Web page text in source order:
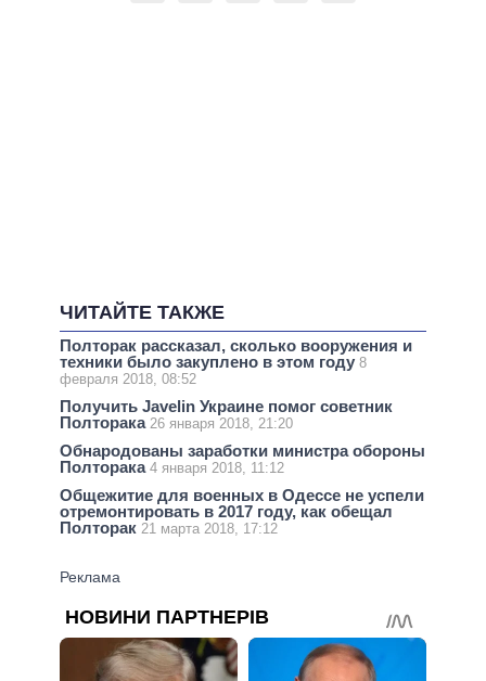
ЧИТАЙТЕ ТАКЖЕ
Полторак рассказал, сколько вооружения и
техники было закуплено в этом году 8
февраля 2018, 08:52
Получить Javelin Украине помог советник
Полторака 26 января 2018, 21:20
Обнародованы заработки министра обороны
Полторака 4 января 2018, 11:12
Общежитие для военных в Одессе не успели
отремонтировать в 2017 году, как обещал
Полторак 21 марта 2018, 17:12